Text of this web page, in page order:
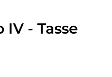
IV - Tasse